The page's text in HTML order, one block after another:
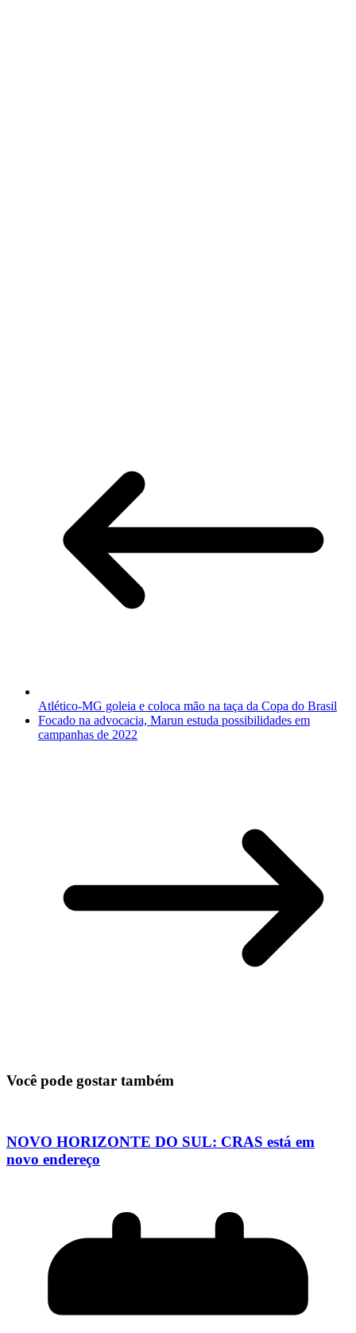
Atlético-MG goleia e coloca mão na taça da Copa do Brasil
Focado na advocacia, Marun estuda possibilidades em
campanhas de 2022
Você pode gostar também
NOVO HORIZONTE DO SUL: CRAS está em
novo endereço